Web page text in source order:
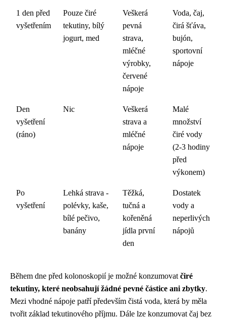
1 den před
vyšetřením
Pouze čiré
tekutiny, bílý
jogurt, med
Veškerá
pevná
strava,
mléčné
výrobky,
červené
nápoje
Voda, čaj,
čirá šťáva,
bujón,
sportovní
nápoje
Den
vyšetření
(ráno)
Nic
Veškerá
strava a
mléčné
nápoje
Malé
množství
čiré vody
(2-3 hodiny
před
výkonem)
Po
vyšetření
Lehká strava -
polévky, kaše,
bílé pečivo,
banány
Těžká,
tučná a
kořeněná
jídla první
den
Dostatek
vody a
neperlivých
nápojů
Během dne před kolonoskopií je možné konzumovat čiré
tekutiny, které neobsahují žádné pevné částice ani zbytky.
Mezi vhodné nápoje patří především čistá voda, která by měla
tvořit základ tekutinového příjmu. Dále lze konzumovat čaj bez